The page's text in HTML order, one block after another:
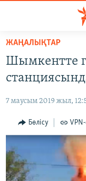
Skip
main
content
to
Navigation
Skip
to
Search
ҚАҢТАР ОҚИҒАСЫ
АДАМ ҚҰҚЫҚТАРЫ
ӘЛЕУМЕТ
ӘЛЕМ
АРНАЙЫ ЖОБАЛАР
ЖАҢАЛЫҚТАР
Шымкентте
7 маусым 2019 жыл,
Бөлісу